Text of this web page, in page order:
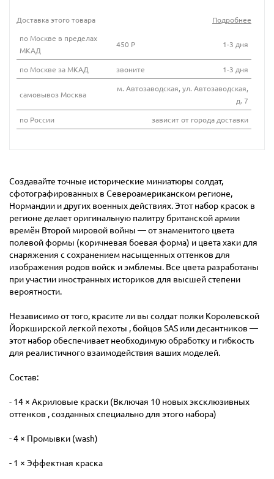
Доставка этого товара
Подробнее
по Москве в пределах
МКАД
450 Р 1-3 дня
по Москве за МКАД звоните 1-3 дня
самовывоз Москва
м. Автозаводская, ул. Автозаводская,
д. 7
по России
зависит от города доставки
Создавайте точные исторические миниатюры солдат,
сфотографированных в Североамериканском регионе,
Нормандии и других военных действиях. Этот набор красок в
регионе делает оригинальную палитру британской армии
времён Второй мировой войны — от знаменитого цвета
полевой формы (коричневая боевая форма) и цвета хаки для
снаряжения с сохранением насыщенных оттенков для
изображения родов войск и эмблемы. Все цвета разработаны
при участии иностранных историков для высшей степени
вероятности.
Независимо от того, красите ли вы солдат полки Королевской
Йоркширской легкой пехоты , бойцов SAS или десантников —
этот набор обеспечивает необходимую обработку и гибкость
для реалистичного взаимодействия ваших моделей.
Состав:
- 14 × Акриловые краски (Включая 10 новых эксклюзивных
оттенков , созданных специально для этого набора)
- 4 × Промывки (wash)
- 1 × Эффектная краска